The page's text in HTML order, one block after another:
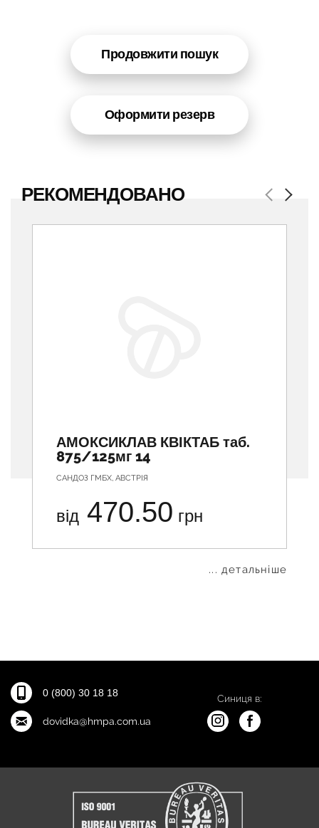
Продовжити пошук
Оформити резерв
РЕКОМЕНДОВАНО Previous
АМОКСИКЛАВ КВІКТАБ таб.
875/125мг 14
САНДОЗ ГМБХ, АВСТРІЯ
від 470.50 грн
... детальніше
Next
0 (800) 30 18 18
dovidka@hmpa.com.ua
Синиця в: